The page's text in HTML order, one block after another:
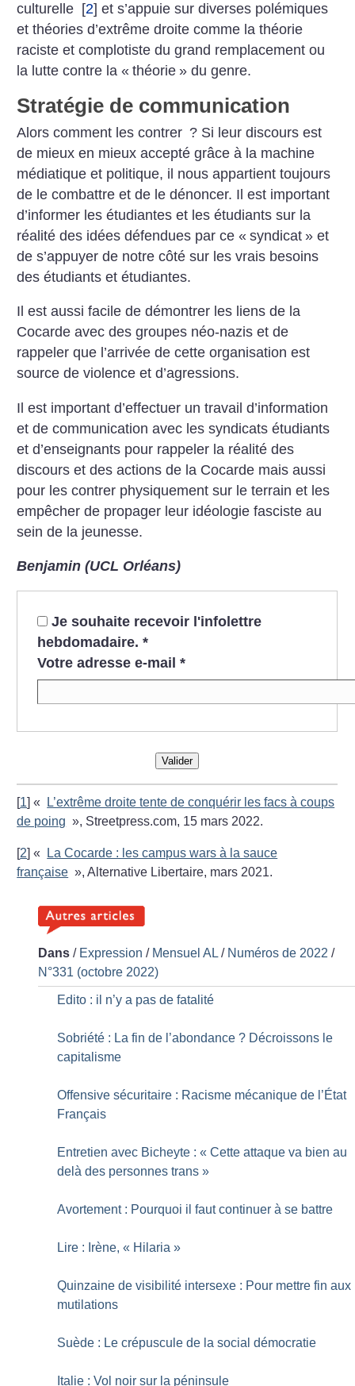
culturelle [2] et s’appuie sur diverses polémiques
et théories d’extrême droite comme la théorie
raciste et complotiste du grand remplacement ou
la lutte contre la « théorie » du genre.
Stratégie de communication
Alors comment les contrer ? Si leur discours est
de mieux en mieux accepté grâce à la machine
médiatique et politique, il nous appartient toujours
de le combattre et de le dénoncer. Il est important
d’informer les étudiantes et les étudiants sur la
réalité des idées défendues par ce « syndicat » et
de s’appuyer de notre côté sur les vrais besoins
des étudiants et étudiantes.
Il est aussi facile de démontrer les liens de la
Cocarde avec des groupes néo-nazis et de
rappeler que l’arrivée de cette organisation est
source de violence et d’agressions.
Il est important d’effectuer un travail d’information
et de communication avec les syndicats étudiants
et d’enseignants pour rappeler la réalité des
discours et des actions de la Cocarde mais aussi
pour les contrer physiquement sur le terrain et les
empêcher de propager leur idéologie fasciste au
sein de la jeunesse.
Benjamin (UCL Orléans)
Je souhaite recevoir l'infolettre
hebdomadaire. *
Votre adresse e-mail *
Valider
[1]«
L’extrême droite tente de conquérir les facs à coups
de poing », Streetpress.com, 15 mars 2022.
[2]«
La Cocarde : les campus wars à la sauce
française », Alternative Libertaire, mars 2021.
Dans / Expression / Mensuel AL / Numéros de 2022 /
N°331 (octobre 2022)
Edito : il n’y a pas de fatalité
Sobriété : La fin de l’abondance ? Décroissons le
capitalisme
Offensive sécuritaire : Racisme mécanique de l’État
Français
Entretien avec Bicheyte : « Cette attaque va bien au
delà des personnes trans »
Avortement : Pourquoi il faut continuer à se battre
Lire : Irène, « Hilaria »
Quinzaine de visibilité intersexe : Pour mettre fin aux
mutilations
Suède : Le crépuscule de la social démocratie
Italie : Vol noir sur la péninsule